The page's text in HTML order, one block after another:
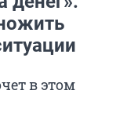
в этом